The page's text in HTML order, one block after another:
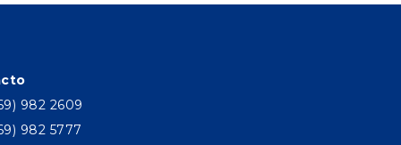
982 2609
982 5777